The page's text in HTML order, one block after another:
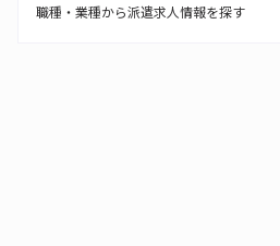
職種・業種から派遣求人情報を探す